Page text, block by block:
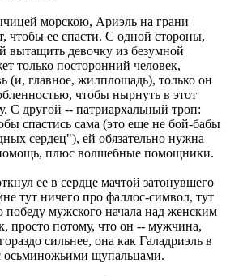
морскою, Ариэль на грани
чтобы ее спасти. С одной стороны,
вытащить девочку из безумной
только посторонний человек,
(и, главное, жилплощадь), только он
чтобы нырнуть в этот
С другой -- патриархальный троп:
спастись сама (это еще не бой-бабы
сердец"), ей обязательно нужна
плюс волшебные помощники.
ее в сердце мачтой затонувшего
тут ничего про фаллос-символ, тут
победу мужского начала над женским
просто потому, что он -- мужчина,
сильнее, она как Галадриэль в
осьминожьими щупальцами.